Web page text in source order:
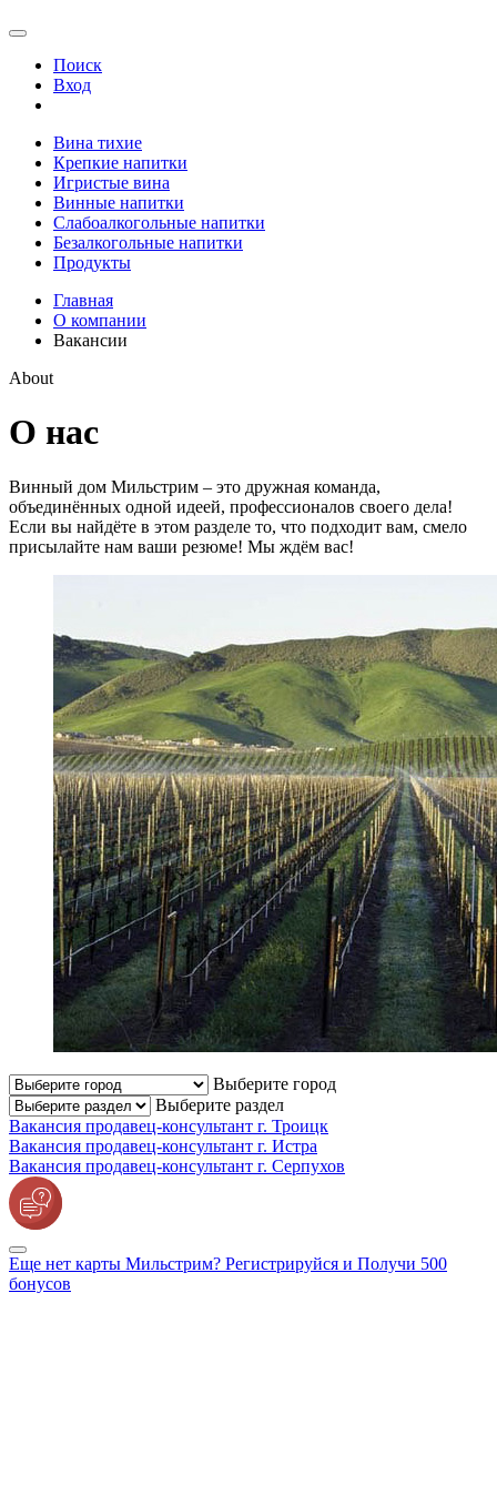
Поиск
Вход
Вина тихие
Крепкие напитки
Игристые вина
Винные напитки
Слабоалкогольные напитки
Безалкогольные напитки
Продукты
Главная
О компании
Вакансии
About
О нас
Винный дом Мильстрим – это дружная команда,
объединённых одной идеей, профессионалов своего дела!
Если вы найдёте в этом разделе то, что подходит вам, смело
присылайте нам ваши резюме! Мы ждём вас!
Выберите город
Выберите раздел
Вакансия продавец-консультант г. Троицк
Вакансия продавец-консультант г. Истра
Вакансия продавец-консультант г. Серпухов
Еще нет карты Мильстрим? Регистрируйся и Получи 500
бонусов